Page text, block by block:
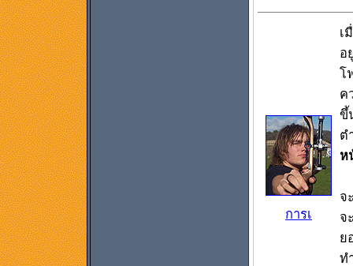
การเ
เ
อ
โ
ค
ขึ้
ต
ห
จ
จ
ย
ท